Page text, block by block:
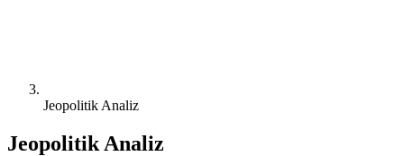
Jeopolitik Analiz
Jeopolitik Analiz